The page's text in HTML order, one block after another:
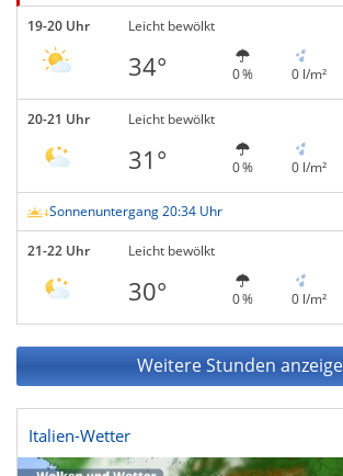
19-20 Uhr Leicht bewölkt
34° 0 % 0 l/m²
20-21 Uhr Leicht bewölkt
31° 0 % 0 l/m²
Sonnenuntergang 20:34 Uhr
21-22 Uhr Leicht bewölkt
30° 0 % 0 l/m²
Weitere Stunden
Italien-Wetter